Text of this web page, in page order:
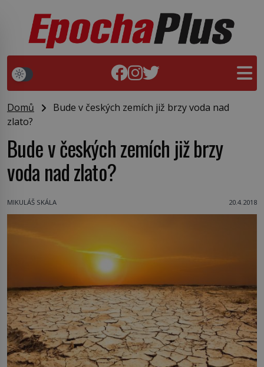
Domů
Bude v českých zemích již brzy voda nad
zlato?
Bude v českých zemích již brzy
voda nad zlato?
MIKULÁŠ SKÁLA 20.4.2018